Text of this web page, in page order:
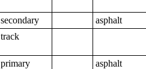
secondary
asphalt
track
primary
asphalt